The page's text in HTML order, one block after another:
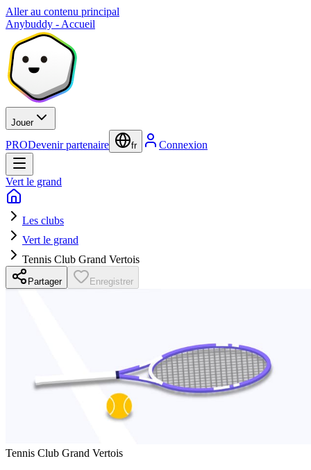
Aller au contenu principal
Anybuddy - Accueil
Jouer
PRODevenir partenaire fr Connexion
Vert le grand
Les clubs
Vert le grand
Tennis Club Grand Vertois
Partager Enregistrer
Tennis Club Grand Vertois